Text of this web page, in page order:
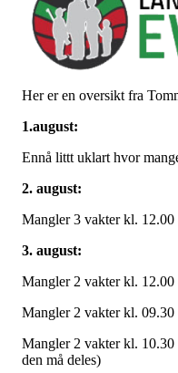
Her er en oversikt fra
1.august:
Ennå littt uklart hvor
2. august:
Mangler 3 vakter kl. 12.00
3. august:
Mangler 2 vakter kl. 12.00
Mangler 2 vakter kl.
Mangler 2 vakter kl. 10.30
den må deles)